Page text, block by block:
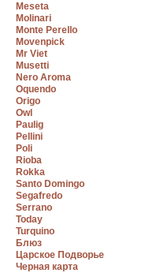
Meseta
Molinari
Monte Perello
Movenpick
Mr Viet
Musetti
Nero Aroma
Oquendo
Origo
Owl
Paulig
Pellini
Poli
Rioba
Rokka
Santo Domingo
Segafredo
Serrano
Today
Turquino
Блюз
Царское Подворье
Черная карта